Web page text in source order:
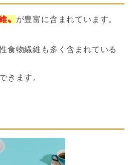
〟 が豊富に含まれています。
食物繊維も多く含まれている
きます。